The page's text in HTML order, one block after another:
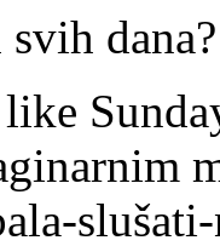
dana?